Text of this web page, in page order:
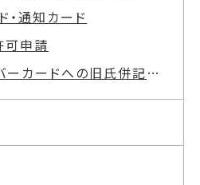
・通知カード
可申請
ードへの旧氏併記について